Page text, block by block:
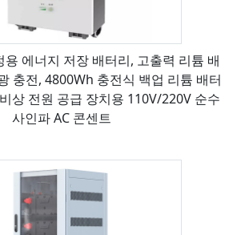
용 에너지 저장 배터리, 고출력 리튬 배
충전, 4800Wh 충전식 백업 리튬 배터
상 전원 공급 장치용 110V/220V 순수
사인파 AC 콘센트